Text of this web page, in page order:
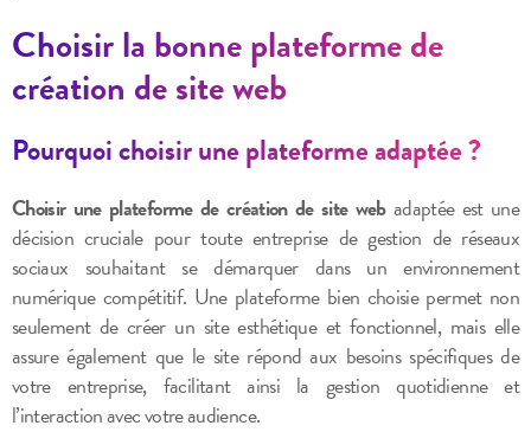
Choisir la bonne plateforme de
création de site web
Pourquoi choisir une plateforme adaptée ?
Choisir une plateforme de création de site webadaptée est une
décision cruciale pour toute entreprise de gestion de réseaux
sociaux souhaitant se démarquer dans un environnement
numérique compétitif. Une plateforme bien choisie permet non
seulement de créer un site esthétique et fonctionnel, mais elle
assure également que le site répond aux besoins spécifiques de
votre entreprise, facilitant ainsi la gestion quotidienne et
l’interaction avec votre audience.